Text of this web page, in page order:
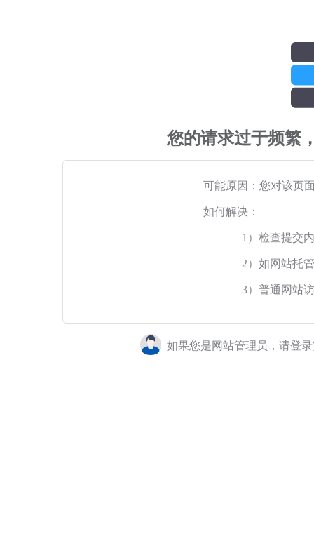
您的请求过于频繁
可能原因：您对该页
如何解决：
1）检查提交
2）如网站托
3）普通网站
如果您是网站管理员，请登